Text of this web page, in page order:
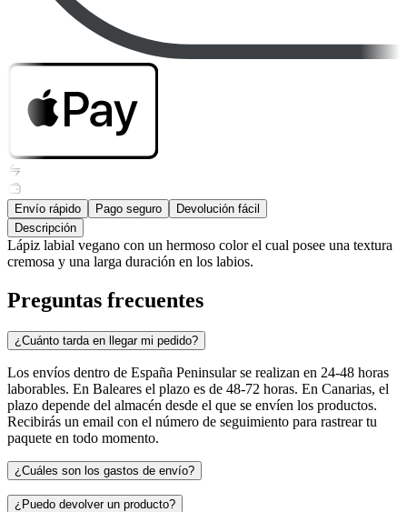
Envío rápido Pago seguro
Devolución fácil
Descripción
Lápiz labial vegano con un hermoso color el cual posee una textura
cremosa y una larga duración en los labios.
Preguntas frecuentes
¿Cuánto tarda en llegar mi pedido?
Los envíos dentro de España Peninsular se realizan en 24-48 horas
laborables. En Baleares el plazo es de 48-72 horas. En Canarias, el
plazo depende del almacén desde el que se envíen los productos.
Recibirás un email con el número de seguimiento para rastrear tu
paquete en todo momento.
¿Cuáles son los gastos de envío?
¿Puedo devolver un producto?